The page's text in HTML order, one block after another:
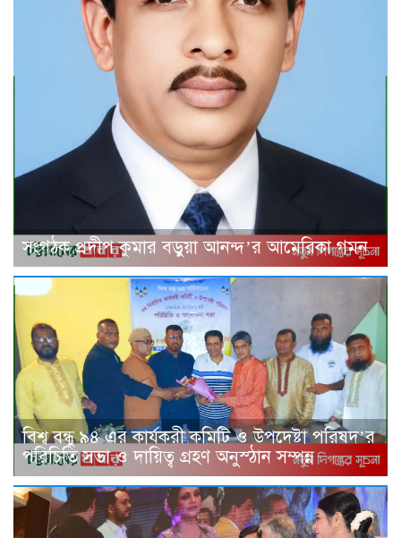
সংগঠক প্রদীপ কুমার বড়ুয়া আনন্দ’র আমেরিকা গমন
বিশ্ব বন্ধু ৯৪ এর কার্যকরী কমিটি ও উপদেষ্টা পরিষদ’র
পরিচিতি সভা ও দায়িত্ব গ্রহণ অনুস্ঠান সম্পন্ন